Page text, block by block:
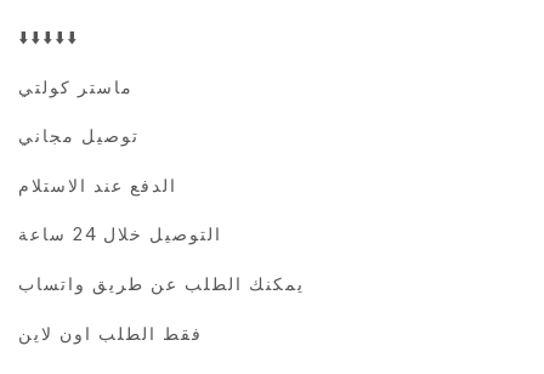
⬇️⬇️⬇️⬇️⬇️
ماستر كولتي
توصيل مجاني
الدفع عند الاستلام
التوصيل خلال 24 ساعة
يمكنك الطلب عن طريق واتساب
فقط الطلب اون لاين